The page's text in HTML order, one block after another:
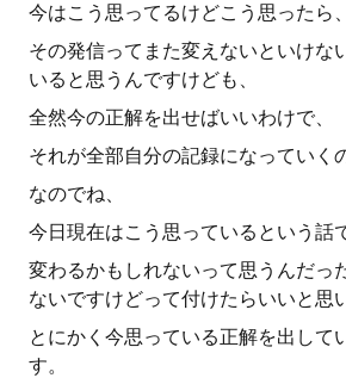
今はこう思ってるけどこう思ったら、
その発信ってまた変えないといけな
いると思うんですけども、
全然今の正解を出せばいいわけで、
それが全部自分の記録になっていく
なのでね、
今日現在はこう思っているという話
変わるかもしれないって思うんだっ
ないですけどって付けたらいいと思
とにかく今思っている正解を出して
す。